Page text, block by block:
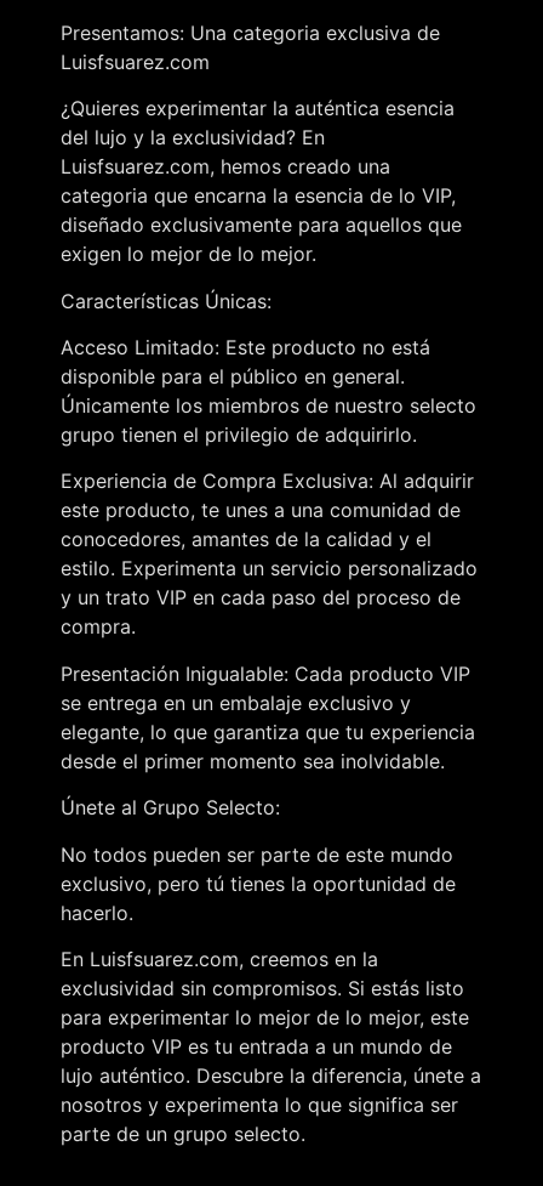
Presentamos: Una categoria exclusiva de
Luisfsuarez.com
¿Quieres experimentar la auténtica esencia
del lujo y la exclusividad? En
Luisfsuarez.com, hemos creado una
categoria que encarna la esencia de lo VIP,
diseñado exclusivamente para aquellos que
exigen lo mejor de lo mejor.
Características Únicas:
Acceso Limitado: Este producto no está
disponible para el público en general.
Únicamente los miembros de nuestro selecto
grupo tienen el privilegio de adquirirlo.
Experiencia de Compra Exclusiva: Al adquirir
este producto, te unes a una comunidad de
conocedores, amantes de la calidad y el
estilo. Experimenta un servicio personalizado
y un trato VIP en cada paso del proceso de
compra.
Presentación Inigualable: Cada producto VIP
se entrega en un embalaje exclusivo y
elegante, lo que garantiza que tu experiencia
desde el primer momento sea inolvidable.
Únete al Grupo Selecto:
No todos pueden ser parte de este mundo
exclusivo, pero tú tienes la oportunidad de
hacerlo.
En Luisfsuarez.com, creemos en la
exclusividad sin compromisos. Si estás listo
para experimentar lo mejor de lo mejor, este
producto VIP es tu entrada a un mundo de
lujo auténtico. Descubre la diferencia, únete a
nosotros y experimenta lo que significa ser
parte de un grupo selecto.